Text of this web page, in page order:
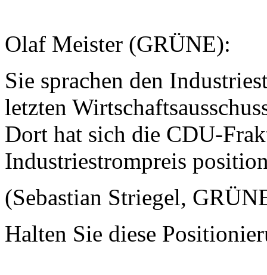
Olaf Meister (GRÜNE):
Sie sprachen den
letzten
Dort hat sich die CDU-
Industriestrompreis
(Sebastian Striegel,
Halten Sie diese